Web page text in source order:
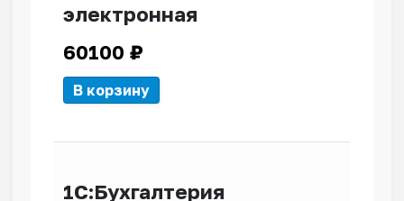
электронная
60100 ₽
В корзину
1С:Бухгалтерия